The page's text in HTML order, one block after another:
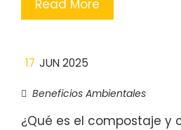
Read More
17 JUN 2025
Beneficios Ambientales
¿Qué es el compostaje y